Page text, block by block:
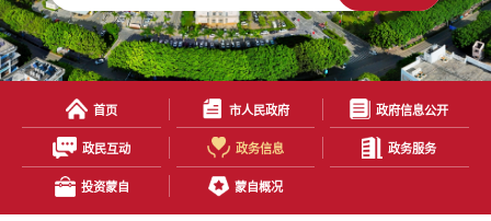
首页 市人民政府 政府信息公开
政民互动 政务信息 政务服务
投资蒙自 蒙自概况